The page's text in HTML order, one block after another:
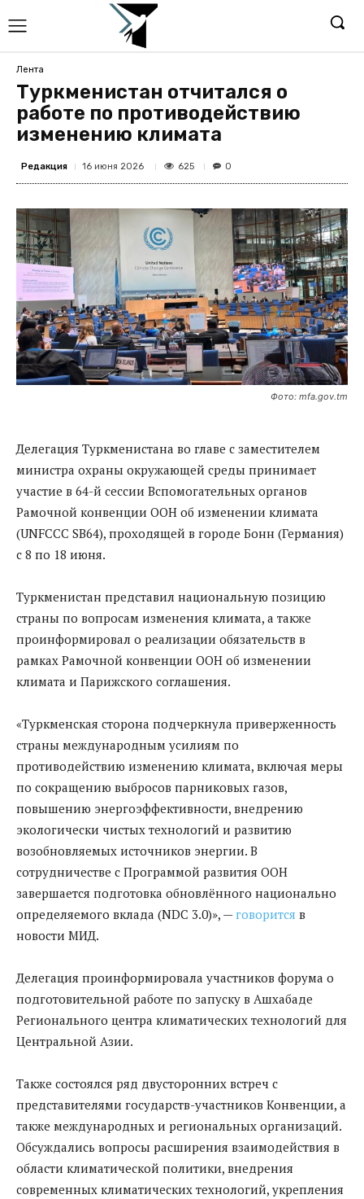
Лента
Туркменистан отчитался о
работе по противодействию
изменению климата
Редакция 16 июня 2026 625 0
Фото: mfa.gov.tm
Делегация Туркменистана во главе с заместителем
министра охраны окружающей среды принимает
участие в 64-й сессии Вспомогательных органов
Рамочной конвенции ООН об изменении климата
(UNFCCC SB64), проходящей в городе Бонн (Германия)
с 8 по 18 июня.
Туркменистан представил национальную позицию
страны по вопросам изменения климата, а также
проинформировал о реализации обязательств в
рамках Рамочной конвенции ООН об изменении
климата и Парижского соглашения.
«Туркменская сторона подчеркнула приверженность
страны международным усилиям по
противодействию изменению климата, включая меры
по сокращению выбросов парниковых газов,
повышению энергоэффективности, внедрению
экологически чистых технологий и развитию
возобновляемых источников энергии. В
сотрудничестве с Программой развития ООН
завершается подготовка обновлённого национально
определяемого вклада (NDC 3.0)», —говорится в
новости МИД.
Делегация проинформировала участников форума о
подготовительной работе по запуску в Ашхабаде
Регионального центра климатических технологий для
Центральной Азии.
Также состоялся ряд двусторонних встреч с
представителями государств-участников Конвенции, а
также международных и региональных организаций.
Обсуждались вопросы расширения взаимодействия в
области климатической политики, внедрения
современных климатических технологий, укрепления